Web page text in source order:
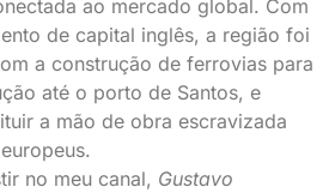
ao mercado global. Com
de capital inglês, a região foi
a construção de ferrovias para
até o porto de Santos, e
a mão de obra escravizada
no meu canal, Gustavo